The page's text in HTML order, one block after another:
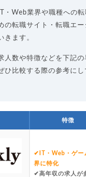
・Web業界や職種への
の転職サイト・転職エー
きます。
人数や特徴などを下記の
ひ比較する際の参考に
特徴
✔IT・Web・ゲー
界に特化
✔高年収の求人が